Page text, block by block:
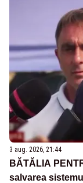
3 aug. 2026, 21:44
BĂTĂLIA
salvarea